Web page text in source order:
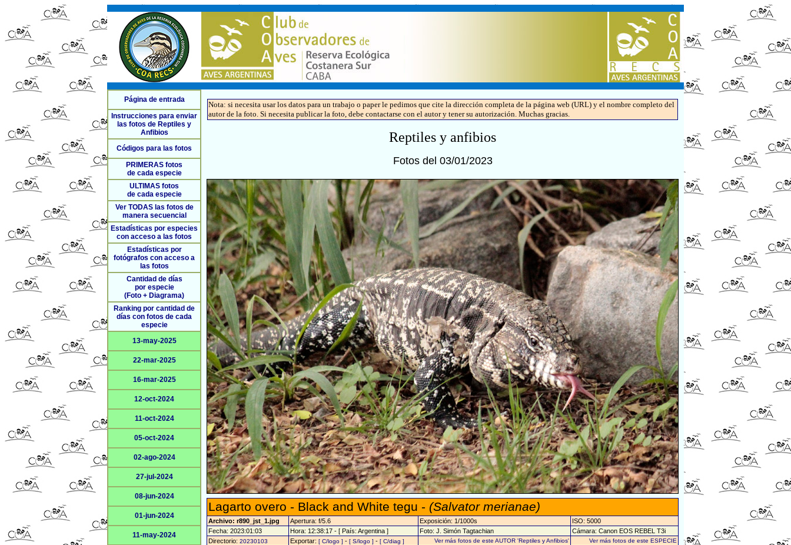
Página de entrada
Instrucciones para enviar
las fotos de Reptiles y
Anfibios
Códigos para las fotos
PRIMERAS fotos
de cada especie
ULTIMAS fotos
de cada especie
Ver TODAS las fotos de
manera secuencial
Estadísticas por especies
con acceso a las fotos
Estadísticas por
fotógrafos con acceso a
las fotos
Cantidad de días
por especie
(Foto + Diagrama)
Ranking por cantidad de
días con fotos de cada
especie
13-may-2025
22-mar-2025
16-mar-2025
12-oct-2024
11-oct-2024
05-oct-2024
02-ago-2024
27-jul-2024
08-jun-2024
01-jun-2024
11-may-2024
Nota: si necesita usar los datos para un trabajo o paper le pedimos que cite la dirección completa de la página web (URL) y el nombre completo del
autor de la foto. Si necesita publicar la foto, debe contactarse con el autor y tener su autorización. Muchas gracias.
Reptiles y anfibios
Fotos del 03/01/2023
Lagarto overo - Black and White tegu - (Salvator merianae)
Archivo: r890_jst_1.jpg Apertura: f/5.6 Exposición: 1/1000s
ISO: 5000
Fecha: 2023:01:03
Hora: 12:38:17 - [ País: Argentina ] Foto: J. Simón Tagtachian
Cámara: Canon EOS REBEL T3i
Directorio: 20230103 Exportar: [ C/logo ] - [ S/logo ] - [ C/diag ] Ver más fotos de este AUTOR 'Reptiles y Anfibios' Ver más fotos de este ESPECIE